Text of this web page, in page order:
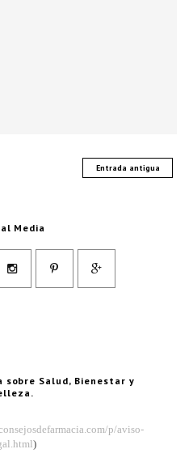
Entrada antigua
Media
sobre Salud, Bienestar y
p/aviso-
)